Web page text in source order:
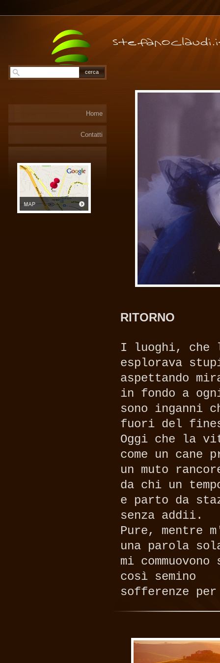
RITORNO
I luoghi, che
esplorava
aspettando
in fondo a
sono inganni
fuori del
Oggi che la
come un cane
un muto
da chi un
e parto da
senza addii.
Pure, mentre
una parola
mi commuovono
così semino
sofferenze
Home
Contatti